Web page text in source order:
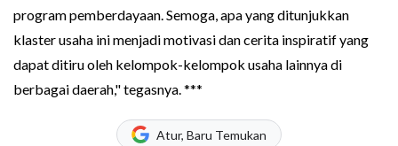
program pemberdayaan. Semoga, apa yang ditunjukkan
klaster usaha ini menjadi motivasi dan cerita inspiratif yang
dapat ditiru oleh kelompok-kelompok usaha lainnya di
berbagai daerah," tegasnya. ***
Atur, Baru Temukan